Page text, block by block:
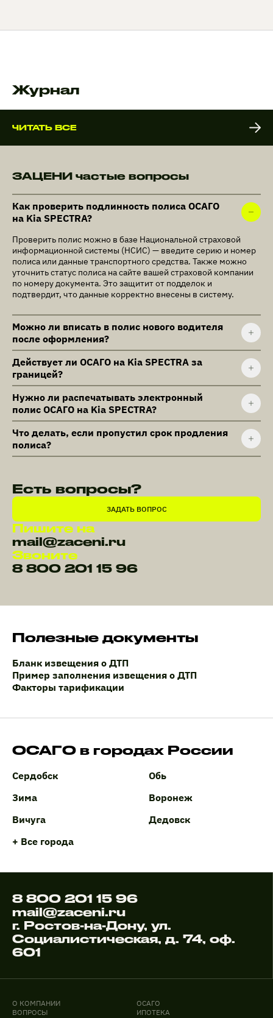
Журнал
ЧИТАТЬ ВСЕ
ЗАЦЕНИ частые вопросы
Как проверить подлинность полиса ОСАГО
на Kia SPECTRA?
Проверить полис можно в базе Национальной страховой
информационной системы (НСИС) — введите серию и номер
полиса или данные транспортного средства. Также можно
уточнить статус полиса на сайте вашей страховой компании
по номеру документа. Это защитит от подделок и
подтвердит, что данные корректно внесены в систему.
Можно ли вписать в полис нового водителя
после оформления?
Действует ли ОСАГО на Kia SPECTRA за
границей?
Нужно ли распечатывать электронный
полис ОСАГО на Kia SPECTRA?
Что делать, если пропустил срок продления
полиса?
Есть вопросы?
ЗАДАТЬ ВОПРОС
Пишите на
mail@zaceni.ru
Звоните
8 800 201 15 96
Полезные документы
Бланк извещения о ДТП
Пример заполнения извещения о ДТП
Факторы тарификации
ОСАГО в городах России
Сердобск
Обь
Зима
Воронеж
Вичуга
Дедовск
+ Все города
8 800 201 15 96
mail@zaceni.ru
г. Ростов-на-Дону, ул.
Социалистическая, д. 74, оф.
601
О КОМПАНИИ
ВОПРОСЫ
ОСАГО
ИПОТЕКА